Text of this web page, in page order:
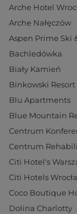
Arche Hotel
Arche Nałęczów
Aspen Prime Ski
Bachledówka
Biały Kamień
Binkowski Resort
Blu Apartments
Blue Mountain
Centrum
Centrum
Citi Hotel's
Citi Hotels
Coco Boutique
Dolina Charlotty